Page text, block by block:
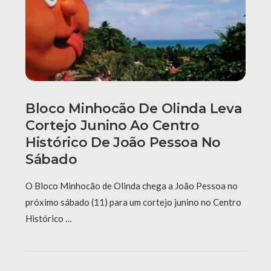
Bloco Minhocão De Olinda Leva
Cortejo Junino Ao Centro
Histórico De João Pessoa No
Sábado
O Bloco Minhocão de Olinda chega a João Pessoa no
próximo sábado (11) para um cortejo junino no Centro
Histórico …